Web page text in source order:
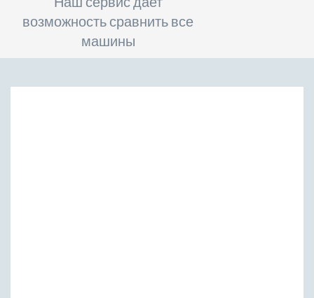
возможность сравнить все
машины